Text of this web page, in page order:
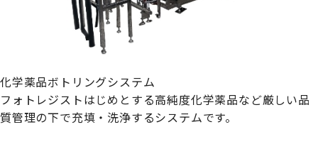
化学薬品ボトリングシステム
フォトレジストはじめとする高純度化学薬品など厳しい品
質管理の下で充填・洗浄するシステムです。